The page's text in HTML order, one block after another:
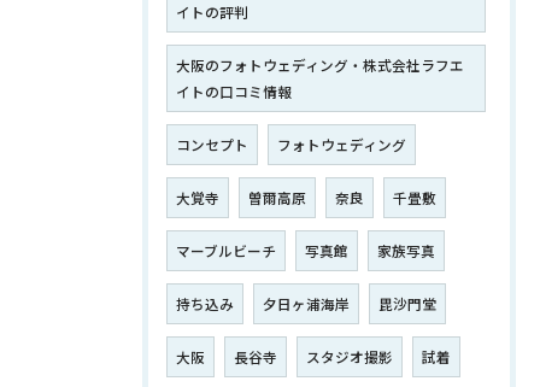
イトの評判
大阪のフォトウェディング・株式会社ラフエ
イトの口コミ情報
コンセプト フォトウェディング
大覚寺 曽爾高原 奈良 千畳敷
マーブルビーチ 写真館 家族写真
持ち込み 夕日ヶ浦海岸 毘沙門堂
大阪 長谷寺 スタジオ撮影 試着